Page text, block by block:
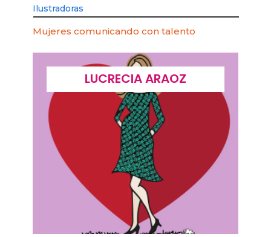
Ilustradoras
Mujeres comunicando con talento
LUCIA PICERNO